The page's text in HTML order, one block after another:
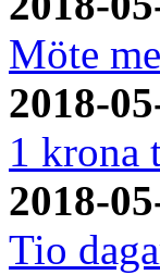
Möte
2018-
1 krona
2018-
Tio